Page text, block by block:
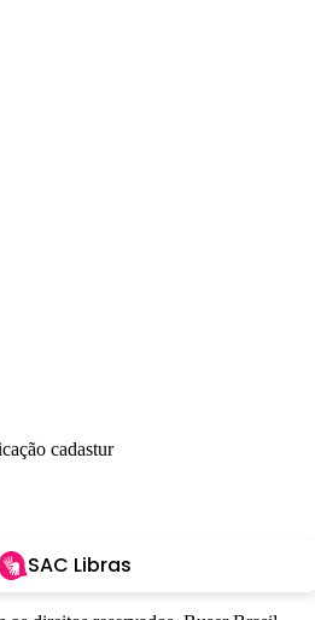
SAC Libras